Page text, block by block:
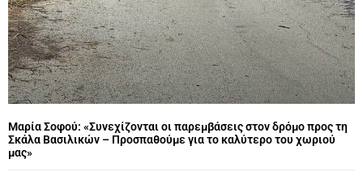
Μαρία Σοφού: «Συνεχίζονται οι παρεμβάσεις στον δρόμο προς τη
Σκάλα Βασιλικών – Προσπαθούμε για το καλύτερο του χωριού
μας»